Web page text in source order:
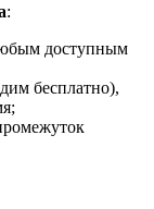
:
доступным
бесплатно),